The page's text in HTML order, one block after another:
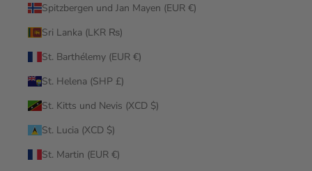
Spitzbergen und Jan Mayen (EUR €)
Sri Lanka (LKR ₨)
St. Barthélemy (EUR €)
St. Helena (SHP £)
St. Kitts und Nevis (XCD $)
St. Lucia (XCD $)
St. Martin (EUR €)